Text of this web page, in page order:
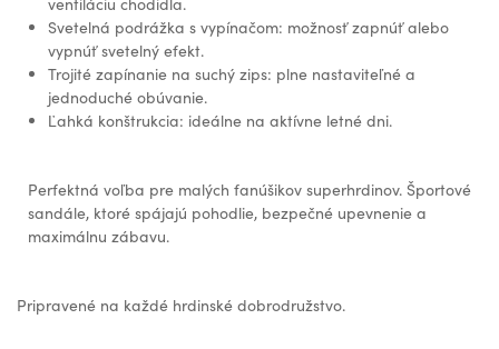
Svetelná podrážka s vypínačom: možnosť zapnúť alebo
vypnúť svetelný efekt.
Trojité zapínanie na suchý zips: plne nastaviteľné a
jednoduché obúvanie.
Ľahká konštrukcia: ideálne na aktívne letné dni.
Perfektná voľba pre malých fanúšikov superhrdinov. Športové
sandále, ktoré spájajú pohodlie, bezpečné upevnenie a
maximálnu zábavu.
Pripravené na každé hrdinské dobrodružstvo.